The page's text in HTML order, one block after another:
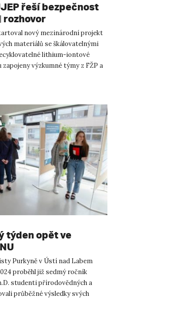
řeší bezpečnost
nový mezinárodní projekt
materiálů se škálovatelnými
lithium-iontové
zapojeny výzkumné týmy z FŽP a
týden opět ve
Purkyně v Ústí nad Labem
proběhl již sedmý ročník
studenti přírodovědných a
průběžné výsledky svých